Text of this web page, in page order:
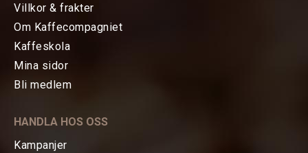
HEM
TE
Villkor & frakter
Om Kaffecompagniet
Kaffeskola
Mina sidor
Bli medlem
HANDLA HOS OSS
Kampanjer